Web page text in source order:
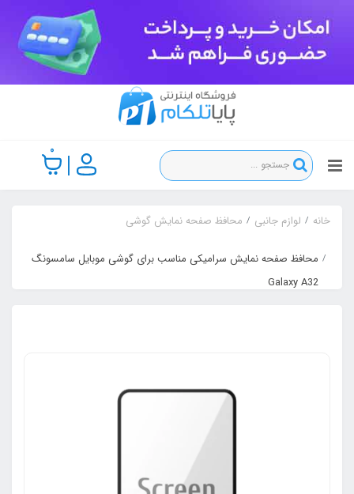
0
خانه لوازم جانبی محافظ صفحه نمایش گوشی
محافظ صفحه نمایش سرامیکی مناسب برای گوشی موبایل سامسونگ
Galaxy A32